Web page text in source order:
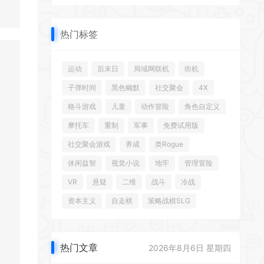
热门标签
运动 后末日 局域网联机 街机
子弹时间 黑色幽默 社交聚会 4X
格斗游戏 儿童 动作冒险 角色自定义
摩托车 重制 军事 免费试用版
社交聚会游戏 养成 类Rogue
休闲益智 视觉小说 地牢 管理冒险
VR 悬疑 二维 战斗 冷战
资本主义 自走棋 策略战棋SLG
热门文章 2026年8月6日 星期四